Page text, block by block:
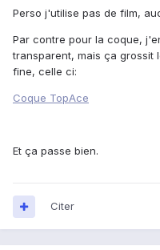
Perso j'utilise pas de film,
Par contre pour la coque,
transparent, mais ça grossit
fine, celle ci:
Coque TopAce
Et ça passe bien.
Citer